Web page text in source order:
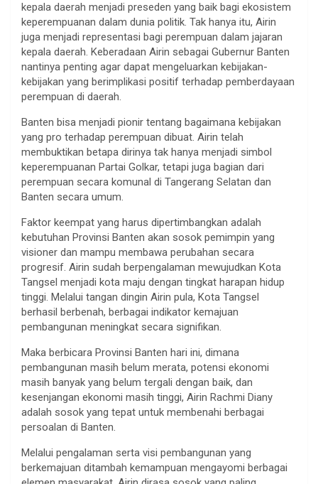
kepala daerah menjadi preseden yang baik bagi ekosistem
keperempuanan dalam dunia politik. Tak hanya itu, Airin
juga menjadi representasi bagi perempuan dalam jajaran
kepala daerah. Keberadaan Airin sebagai Gubernur Banten
nantinya penting agar dapat mengeluarkan kebijakan-
kebijakan yang berimplikasi positif terhadap pemberdayaan
perempuan di daerah.
Banten bisa menjadi pionir tentang bagaimana kebijakan
yang pro terhadap perempuan dibuat. Airin telah
membuktikan betapa dirinya tak hanya menjadi simbol
keperempuanan Partai Golkar, tetapi juga bagian dari
perempuan secara komunal di Tangerang Selatan dan
Banten secara umum.
Faktor keempat yang harus dipertimbangkan adalah
kebutuhan Provinsi Banten akan sosok pemimpin yang
visioner dan mampu membawa perubahan secara
progresif. Airin sudah berpengalaman mewujudkan Kota
Tangsel menjadi kota maju dengan tingkat harapan hidup
tinggi. Melalui tangan dingin Airin pula, Kota Tangsel
berhasil berbenah, berbagai indikator kemajuan
pembangunan meningkat secara signifikan.
Maka berbicara Provinsi Banten hari ini, dimana
pembangunan masih belum merata, potensi ekonomi
masih banyak yang belum tergali dengan baik, dan
kesenjangan ekonomi masih tinggi, Airin Rachmi Diany
adalah sosok yang tepat untuk membenahi berbagai
persoalan di Banten.
Melalui pengalaman serta visi pembangunan yang
berkemajuan ditambah kemampuan mengayomi berbagai